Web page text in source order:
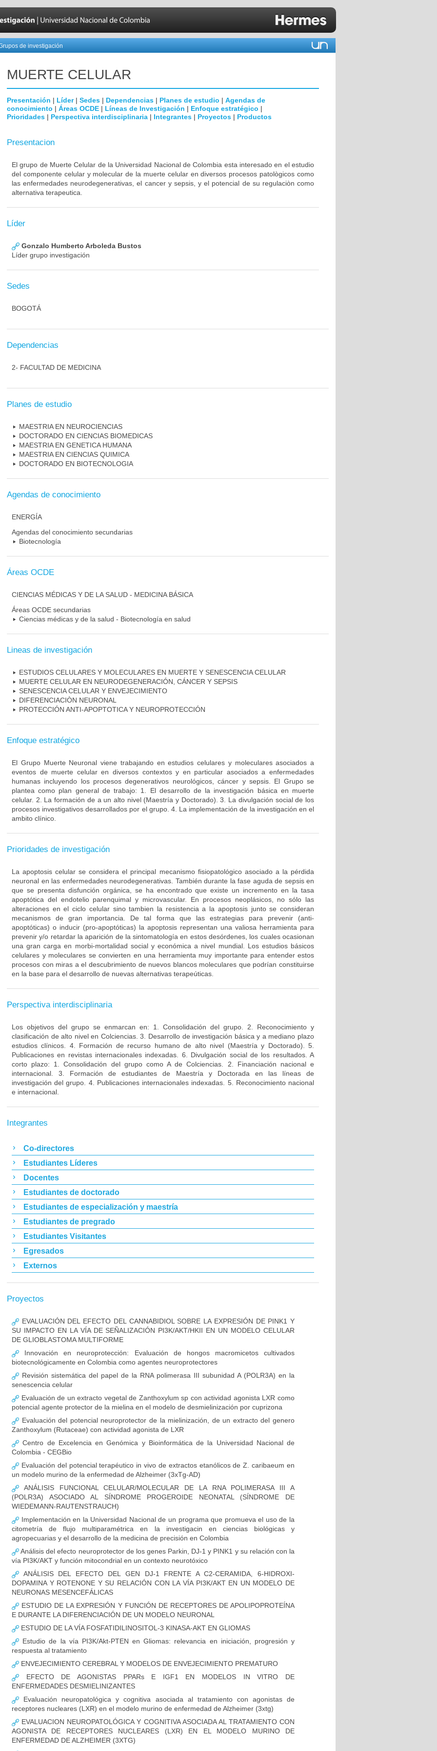
de investigación
MUERTE CELULAR
Presentación | Líder| Sedes | Dependencias | Planes de estudio | Agendas de
conocimiento | Áreas OCDE | Líneas de Investigación | Enfoque estratégico |
Prioridades | Perspectiva interdisciplinaria | Integrantes | Proyectos | Productos
Presentacion
El grupo de Muerte Celular de la Universidad Nacional de Colombia esta interesado en el estudio
del componente celular y molecular de la muerte celular en diversos procesos patològicos como
las enfermedades neurodegenerativas, el cancer y sepsis, y el potencial de su regulaciòn como
alternativa terapeutica.
Líder
Gonzalo Humberto Arboleda Bustos
Líder grupo investigación
Sedes
BOGOTÁ
Dependencias
2- FACULTAD DE MEDICINA
Planes de estudio
MAESTRIA EN NEUROCIENCIAS
DOCTORADO EN CIENCIAS BIOMEDICAS
MAESTRIA EN GENETICA HUMANA
MAESTRIA EN CIENCIAS QUIMICA
DOCTORADO EN BIOTECNOLOGIA
Agendas de conocimiento
ENERGÍA
Agendas del conocimiento secundarias
Biotecnología
Áreas OCDE
CIENCIAS MÉDICAS Y DE LA SALUD - MEDICINA BÁSICA
Áreas OCDE secundarias
Ciencias médicas y de la salud - Biotecnología en salud
Lineas de investigación
ESTUDIOS CELULARES Y MOLECULARES EN MUERTE Y SENESCENCIA CELULAR
MUERTE CELULAR EN NEURODEGENERACIÓN, CÁNCER Y SEPSIS
SENESCENCIA CELULAR Y ENVEJECIMIENTO
DIFERENCIACIÒN NEURONAL
PROTECCIÓN ANTI-APOPTOTICA Y NEUROPROTECCIÓN
Enfoque estratégico
El Grupo Muerte Neuronal viene trabajando en estudios celulares y moleculares asociados a
eventos de muerte celular en diversos contextos y en particular asociados a enfermedades
humanas incluyendo los procesos degenerativos neurológicos, cáncer y sepsis. El Grupo se
plantea como plan general de trabajo: 1. El desarrollo de la investigación básica en muerte
celular. 2. La formación de a un alto nivel (Maestría y Doctorado). 3. La divulgación social de los
procesos investigativos desarrollados por el grupo. 4. La implementación de la investigación en el
ambito clínico.
Prioridades de investigación
La apoptosis celular se considera el principal mecanismo fisiopatológico asociado a la pérdida
neuronal en las enfermedades neurodegenerativas. También durante la fase aguda de sepsis en
que se presenta disfunción orgánica, se ha encontrado que existe un incremento en la tasa
apoptótica del endotelio parenquimal y microvascular. En procesos neoplásicos, no sólo las
alteraciones en el ciclo celular sino tambien la resistencia a la apoptosis junto se consideran
mecanismos de gran importancia. De tal forma que las estrategias para prevenir (anti-
apoptóticas) o inducir (pro-apoptóticas) la apoptosis representan una valiosa herramienta para
prevenir y/o retardar la aparición de la sintomatología en estos desórdenes, los cuales ocasionan
una gran carga en morbi-mortalidad social y económica a nivel mundial. Los estudios básicos
celulares y moleculares se convierten en una herramienta muy importante para entender estos
procesos con miras a el descubrimiento de nuevos blancos moleculares que podrían constituirse
en la base para el desarrollo de nuevas alternativas terapeúticas.
Perspectiva interdisciplinaria
Los objetivos del grupo se enmarcan en: 1. Consolidación del grupo. 2. Reconocimiento y
clasificación de alto nivel en Colciencias. 3. Desarrollo de investigación básica y a mediano plazo
estudios clínicos. 4. Formación de recurso humano de alto nivel (Maestría y Doctorado). 5.
Publicaciones en revistas internacionales indexadas. 6. Divulgación social de los resultados. A
corto plazo: 1. Consolidación del grupo como A de Colciencias. 2. Financiación nacional e
internacional. 3. Formación de estudiantes de Maestría y Doctorada en las líneas de
investigación del grupo. 4. Publicaciones internacionales indexadas. 5. Reconocimiento nacional
e internacional.
Integrantes
Co-directores
Estudiantes Líderes
Docentes
Estudiantes de doctorado
Estudiantes de especialización y maestría
Estudiantes de pregrado
Estudiantes Visitantes
Egresados
Externos
Proyectos
EVALUACIÓN DEL EFECTO DEL CANNABIDIOL SOBRE LA EXPRESIÓN DE PINK1 Y
SU IMPACTO EN LA VÍA DE SEÑALIZACIÓN PI3K/AKT/HKII EN UN MODELO CELULAR
DE GLIOBLASTOMA MULTIFORME
Innovación en neuroprotección: Evaluación de hongos macromicetos cultivados
biotecnológicamente en Colombia como agentes neuroprotectores
Revisión sistemática del papel de la RNA polimerasa III subunidad A (POLR3A) en la
senescencia celular
Evaluación de un extracto vegetal de Zanthoxylum sp con actividad agonista LXR como
potencial agente protector de la mielina en el modelo de desmielinización por cuprizona
Evaluación del potencial neuroprotector de la mielinización, de un extracto del genero
Zanthoxylum (Rutaceae) con actividad agonista de LXR
Centro de Excelencia en Genómica y Bioinformática de la Universidad Nacional de
Colombia - CEGBio
Evaluación del potencial terapéutico in vivo de extractos etanólicos de Z. caribaeum en
un modelo murino de la enfermedad de Alzheimer (3xTg-AD)
ANÁLISIS FUNCIONAL CELULAR/MOLECULAR DE LA RNA POLIMERASA III A
(POLR3A) ASOCIADO AL SÍNDROME PROGEROIDE NEONATAL (SÍNDROME DE
WIEDEMANN-RAUTENSTRAUCH)
Implementación en la Universidad Nacional de un programa que promueva el uso de la
citometría de flujo multiparamétrica en la investigacin en ciencias biológicas y
agropecuarias y el desarrollo de la medicina de precisión en Colombia
Análisis del efecto neuroprotector de los genes Parkin, DJ-1 y PINK1 y su relación con la
vía PI3K/AKT y función mitocondrial en un contexto neurotóxico
ANÁLISIS DEL EFECTO DEL GEN DJ-1 FRENTE A C2-CERAMIDA, 6-HIDROXI-
DOPAMINA Y ROTENONE Y SU RELACIÓN CON LA VÍA PI3K/AKT EN UN MODELO DE
NEURONAS MESENCEFÁLICAS
ESTUDIO DE LA EXPRESIÓN Y FUNCIÓN DE RECEPTORES DE APOLIPOPROTEÍNA
E DURANTE LA DIFERENCIACIÓN DE UN MODELO NEURONAL
ESTUDIO DE LA VÍA FOSFATIDILINOSITOL-3 KINASA-AKT EN GLIOMAS
Estudio de la vía PI3K/Akt-PTEN en Gliomas: relevancia en iniciación, progresión y
respuesta al tratamiento
ENVEJECIMIENTO CEREBRAL Y MODELOS DE ENVEJECIMIENTO PREMATURO
EFECTO DE AGONISTAS PPARs E IGF1 EN MODELOS IN VITRO DE
ENFERMEDADES DESMIELINIZANTES
Evaluación neuropatológica y cognitiva asociada al tratamiento con agonistas de
receptores nucleares (LXR) en el modelo murino de enfermedad de Alzheimer (3xtg)
EVALUACION NEUROPATOLÓGICA Y COGNITIVA ASOCIADA AL TRATAMIENTO CON
AGONISTA DE RECEPTORES NUCLEARES (LXR) EN EL MODELO MURINO DE
ENFERMEDAD DE ALZHEIMER (3XTG)